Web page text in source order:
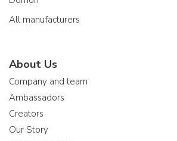
All manufacturers
About Us
Company and team
Ambassadors
Creators
Our Story